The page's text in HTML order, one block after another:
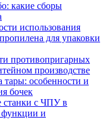
какие сборы
использования
для упаковки
противопригарных
производстве
тары: особенности и
бочек
станки с ЧПУ в
функции и